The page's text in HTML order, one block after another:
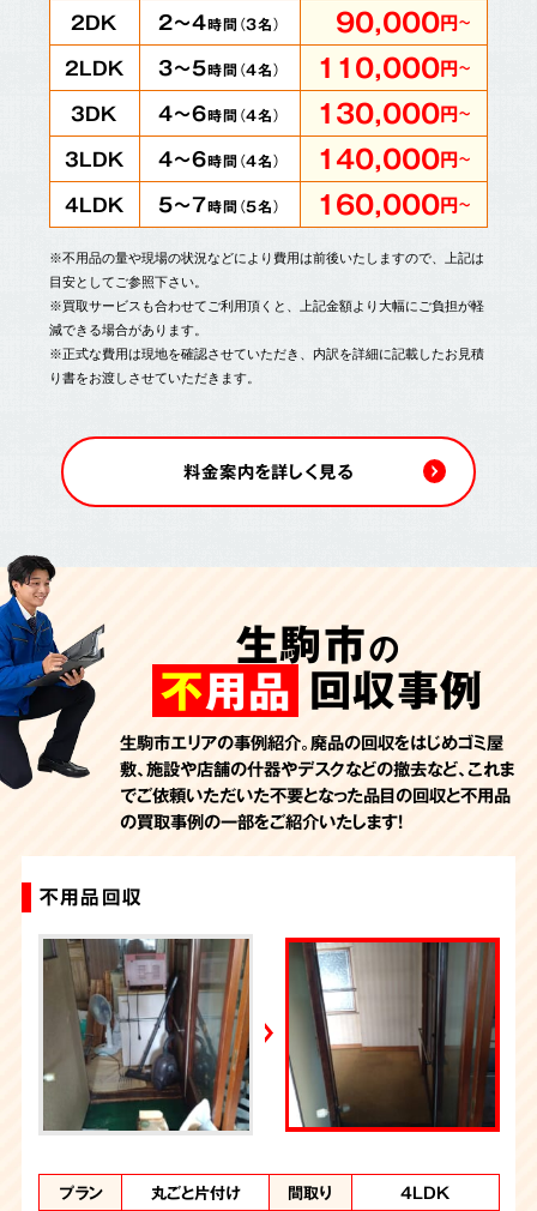
2DK 2～4時間（3名） 90,000円～
2LDK 3～5時間（4名） 110,000円～
3DK 4～6時間（4名） 130,000円～
3LDK 4～6時間（4名） 140,000円～
4LDK 5～7時間（5名） 160,000円～
※不用品の量や現場の状況などにより費用は前後いたしますので、上記は
目安としてご参照下さい。
※買取サービスも合わせてご利用頂くと、上記金額より大幅にご負担が軽
減できる場合があります。
※正式な費用は現地を確認させていただき、内訳を詳細に記載したお見積
り書をお渡しさせていただきます。
料金案内を詳しく見る
生駒市の
不用品 回収事例
生駒市エリアの事例紹介。廃品の回収をはじめゴミ屋
敷、施設や店舗の什器やデスクなどの撤去など、これま
でご依頼いただいた不要となった品目の回収と不用品
の買取事例の一部をご紹介いたします！
不用品回収
プラン 丸ごと片付け 間取り
4LDK
不用品回収
プラン 不用品回収 間取り
6DK
不用品回収
プラン 不用品回収 間取り
部屋の一部
一軒家丸ごと片付け
プラン まるごとお片付け 間取り
4LDK
お庭の不用品回収
プラン _ 間取り
外回り